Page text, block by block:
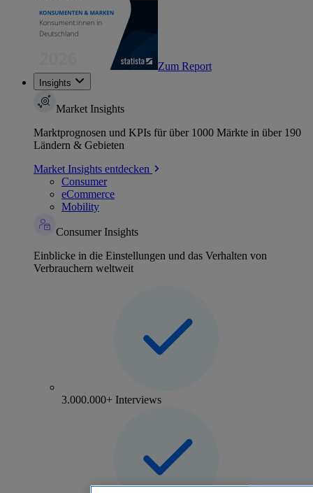
Zum Report
Insights
Market Insights
Marktprognosen und KPIs für über 1000 Märkte in über 190
Ländern & Gebieten
Market Insights entdecken
Consumer
eCommerce
Mobility
Consumer Insights
Einblicke in die Einstellungen und das Verhalten von
Verbrauchern weltweit
3.000.000+ Interviews